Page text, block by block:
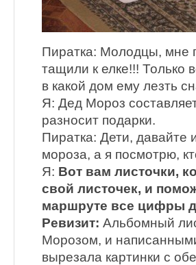
Пиратка: Молодцы, мне
тащили к елке!!! Только
в какой дом ему лезть
Я: Дед Мороз
разносит подарки.
Пиратка: Дети,
мороза, а я посмотрю,
Я: Вот вам листочки,
свой листочек, и
маршруте все цифры
Ревизит: Альбомный
Морозом, и
вырезала картинки с